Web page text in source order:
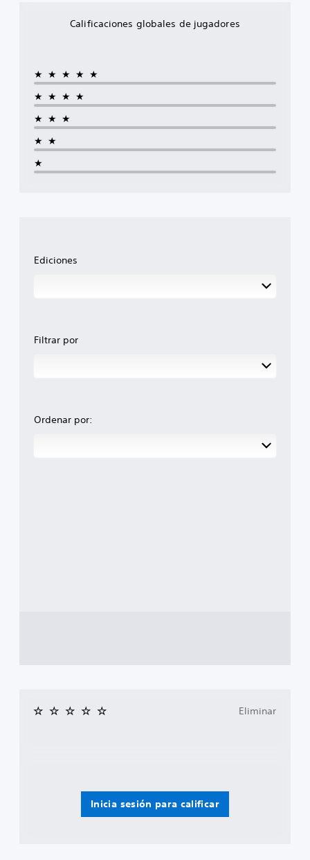
Calificaciones globales de jugadores
★★★★★
★★★★
★★★
★★
★
Ediciones
Filtrar por
Ordenar por:
Inicia sesión para calificar
Eliminar